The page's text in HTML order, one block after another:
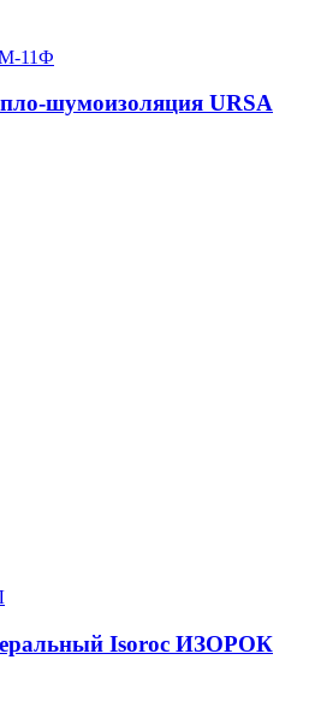
шумоизоляция URSA
Isoroc ИЗОРОК